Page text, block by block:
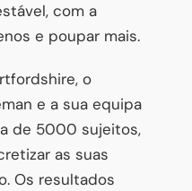
com a
e poupar mais.
o
e a sua equipa
de 5000 sujeitos,
as suas
Os resultados